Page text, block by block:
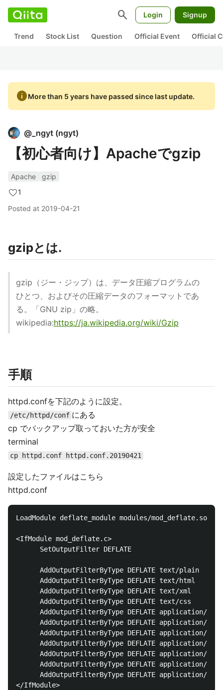
search Login Signup
Trend Stock List Question Official Event Official
infoMore than 5 years have passed since last update.
@ _ngyt (ngyt)
【初心者向け】Apacheでgzip
Apache
gzip
1
Posted at 2019-04-21
gzipとは.
gzip（ジー・ジップ）は、データ圧縮プログラムの
ひとつ、およびその圧縮データのフォーマットであ
る。「GNU zip」の略。
wikipedia:https://ja.wikipedia.org/wiki/Gzip
手順
httpd.confを下記のように設定。
/etc/httpd/conf にある
cp でバックアップ取っておいた方が安全
terminal
cp httpd.conf httpd.conf.20190421
設定したファイルはこちら
httpd.conf
LoadModule deflate_module modules/mod_deflate.so
<IfModule mod_deflate.c>
      SetOutputFilter DEFLATE
      AddOutputFilterByType DEFLATE text/plain
      AddOutputFilterByType DEFLATE text/html
      AddOutputFilterByType DEFLATE text/xml
      AddOutputFilterByType DEFLATE text/css
AddOutputFilterByType DEFLATE application/
      AddOutputFilterByType DEFLATE application/xml
AddOutputFilterByType DEFLATE application/
AddOutputFilterByType DEFLATE application/
AddOutputFilterByType DEFLATE application/
AddOutputFilterByType DEFLATE application/x-
AddOutputFilterByType DEFLATE application/x-